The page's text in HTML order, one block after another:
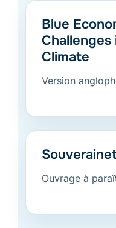
Blue
Challenges
Climate
Version
Ouvrage à